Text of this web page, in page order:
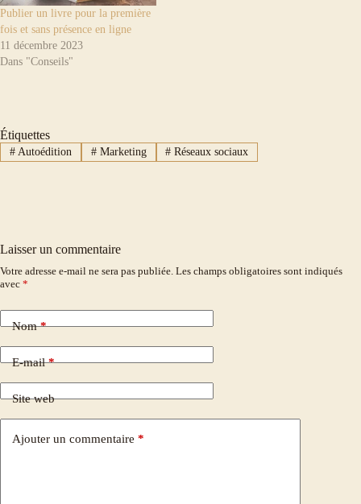
Publier un livre pour la première
fois et sans présence en ligne
11 décembre 2023
Dans "Conseils"
Étiquettes
#Autoédition #Marketing # Réseaux sociaux
Laisser un commentaire
Votre adresse e-mail ne sera pas publiée. Les champs obligatoires sont indiqués
avec *
Nom*
E-mail*
Site web
Ajouter un commentaire *